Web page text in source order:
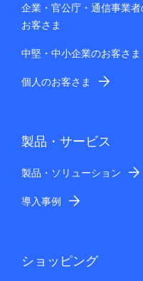
企業・官公庁・通信事業者
お客さま
中堅・中小企業のお客さま
個人のお客さま
製品・サービス
製品・ソリューション
導入事例
ショッピング